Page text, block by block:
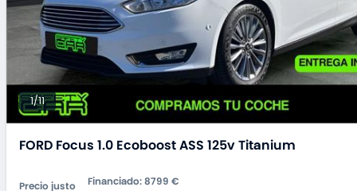
FORD Focus 1.0 Ecoboost ASS 125v Titanium
Precio justo Financiado: 8799 €
1/11